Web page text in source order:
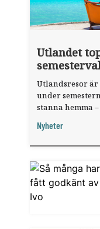
Utlandet
Utlandsresor
under
stanna hemma
fråga".
Nyheter